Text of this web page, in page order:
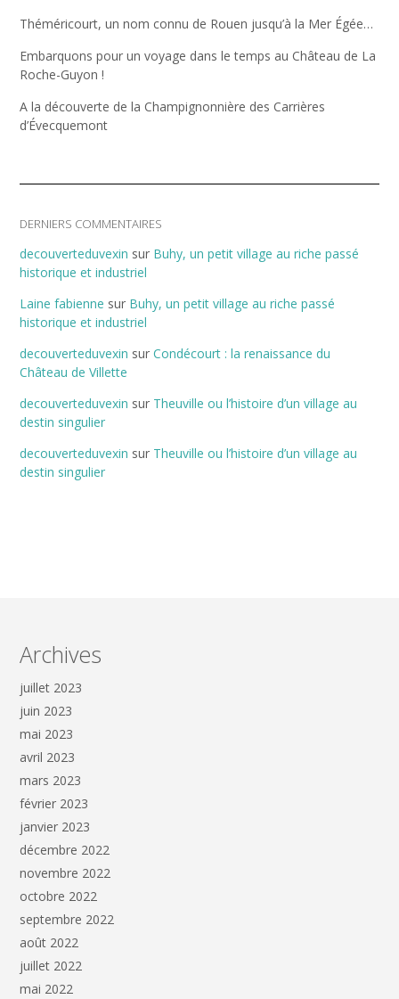
Théméricourt, un nom connu de Rouen jusqu’à la Mer Égée…
Embarquons pour un voyage dans le temps au Château de La
Roche-Guyon !
A la découverte de la Champignonnière des Carrières
d’Évecquemont
DERNIERS COMMENTAIRES
decouverteduvexin sur Buhy, un petit village au riche passé
historique et industriel
Laine fabienne sur Buhy, un petit village au riche passé
historique et industriel
decouverteduvexin sur Condécourt : la renaissance du
Château de Villette
decouverteduvexin sur Theuville ou l’histoire d’un village au
destin singulier
decouverteduvexin sur Theuville ou l’histoire d’un village au
destin singulier
Archives
juillet 2023
juin 2023
mai 2023
avril 2023
mars 2023
février 2023
janvier 2023
décembre 2022
novembre 2022
octobre 2022
septembre 2022
août 2022
juillet 2022
mai 2022